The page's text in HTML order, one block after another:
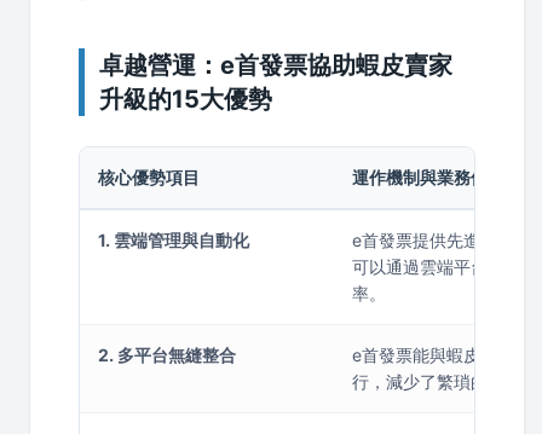
卓越營運：e首發票協助蝦皮賣家
升級的15大優勢
核心優勢項目 運作機制與業務價值說明
1. 雲端管理與自動化
e首發票提供先進的雲端
可以通過雲端平台自動
率。
2. 多平台無縫整合
e首發票能與蝦皮等多個
行，減少了繁瑣的操作